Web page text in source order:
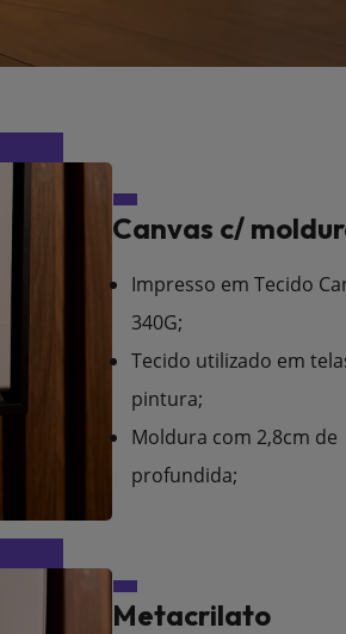
Canvas c/
Impresso em Tecido
340G;
Tecido utilizado em
pintura;
Moldura com 2,8cm de
profundida;
Metacrilato